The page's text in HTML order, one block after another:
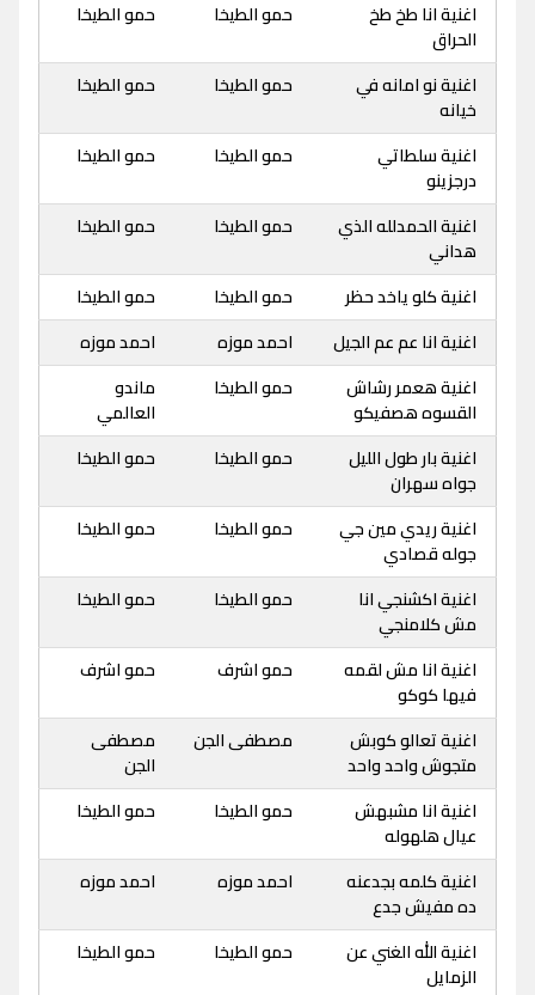
اغنية انا طخ طخ
الحراق
حمو الطيخا حمو الطيخا
اغنية نو امانه في
خيانه
حمو الطيخا حمو الطيخا
اغنية سلطاتي
درجزينو
حمو الطيخا حمو الطيخا
اغنية الحمدلله الذي
هداني
حمو الطيخا حمو الطيخا
اغنية كلو ياخد حظر حمو الطيخا
حمو الطيخا
اغنية انا عم عم الجيل
احمد موزه
احمد موزه
اغنية هعمر رشاش
القسوه هصفيكو
حمو الطيخا
ماندو
العالمي
اغنية بار طول الليل
جواه سهران
حمو الطيخا حمو الطيخا
اغنية ريدي مين جي
جوله قصادي
حمو الطيخا حمو الطيخا
اغنية اكشنجي انا
مش كلامنجي
حمو الطيخا حمو الطيخا
اغنية انا مش لقمه
فيها كوكو
حمو اشرف حمو اشرف
اغنية تعالو كوبش
متجوش واحد واحد
مصطفى الجن
مصطفى
الجن
اغنية انا مشبهش
عيال هلهوله
حمو الطيخا حمو الطيخا
اغنية كلمه بجدعنه
ده مفيش جدع
احمد موزه احمد موزه
اغنية الله الغني عن
الزمايل
حمو الطيخا حمو الطيخا